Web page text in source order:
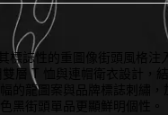
標誌性的重圖像街頭風格注
層 T 恤與連帽衛衣設計，
的龍圖案與品牌標誌刺繡
黑街頭單品更顯鮮明個性。